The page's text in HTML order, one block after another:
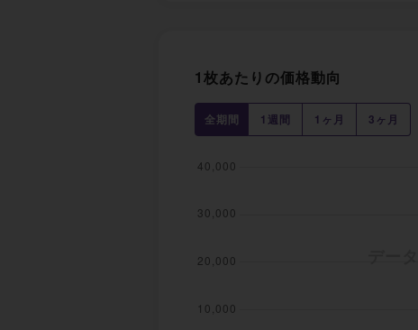
1枚あたりの価格動向
全期間 1週間 1ヶ月 3ヶ月